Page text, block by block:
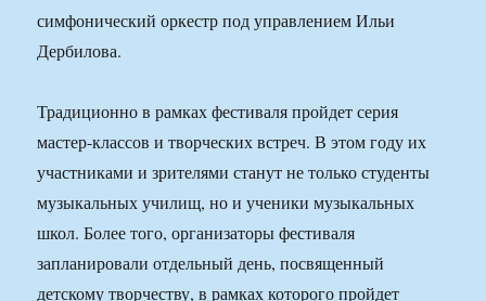
симфонический оркестр под управлением Ильи
Дербилова.
Традиционно в рамках фестиваля пройдет серия
мастер-классов и творческих встреч. В этом году их
участниками и зрителями станут не только студенты
музыкальных училищ, но и ученики музыкальных
школ. Более того, организаторы фестиваля
запланировали отдельный день, посвященный
детскому творчеству, в рамках которого пройдет